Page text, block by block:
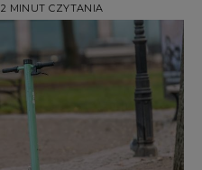
2 MINUT CZYTANIA